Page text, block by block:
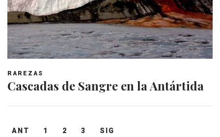
RAREZAS
Cascadas de Sangre en la Antártida
Navegación
ANT 1 2 3 SIG